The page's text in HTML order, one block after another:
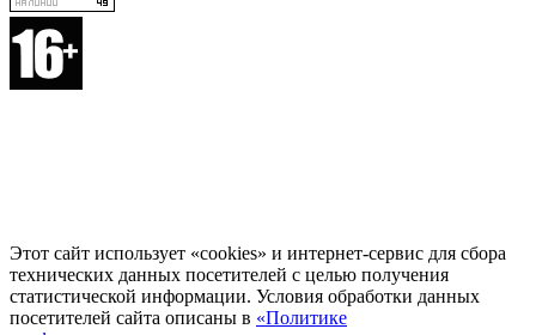
Этот сайт использует «cookies» и интернет-сервис для сбора
технических данных посетителей с целью получения
статистической информации. Условия обработки данных
посетителей сайта описаны в «Политике